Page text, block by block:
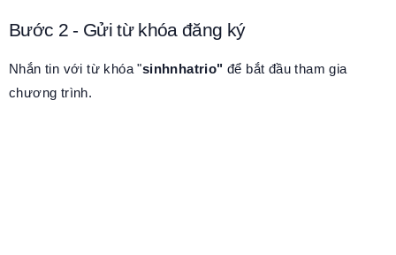
Bước 2 - Gửi từ khóa đăng ký
Nhắn tin với từ khóa "sinhnhatrio" để bắt đầu tham gia
chương trình.